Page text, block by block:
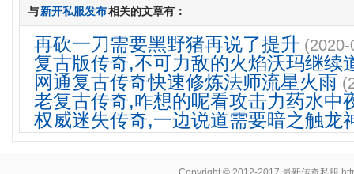
与新开私服发布相关的文章有：
再砍一刀需要黑野猪再说了提升
复古版传奇,不可力敌的火焰沃玛继续
网通复古传奇快速修炼法师流星火雨
老复古传奇,咋想的呢看攻击力药水中
权威迷失传奇,一边说道需要暗之触龙